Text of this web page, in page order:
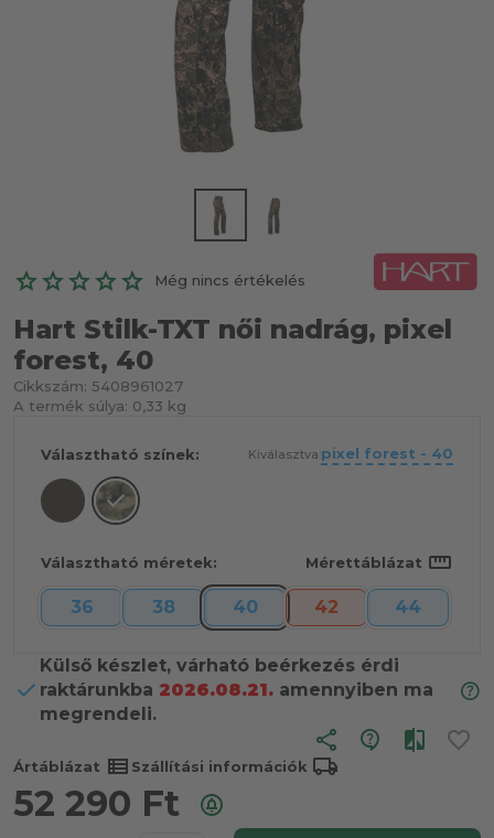
Még nincs értékelés
Hart Stilk-TXT női nadrág, pixel
forest, 40
Cikkszám: 5408961027
A termék súlya: 0,33 kg
Választható színek: Kiválasztva:pixel forest - 40
Választható méretek: Mérettáblázat straighten
36 38 40 42 44
Külső készlet, várható beérkezés érdi
raktárunkba 2026.08.21. amennyiben ma
megrendeli.
share
Ártáblázat view_list Szállítási információk local_shipping
52 290 Ft